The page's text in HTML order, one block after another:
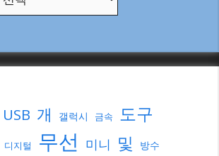
USB 개 갤럭시 금속 도구
디지털 무선 미니 및 방수